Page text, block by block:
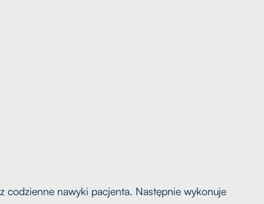
codzienne nawyki pacjenta. Następnie wykonuje